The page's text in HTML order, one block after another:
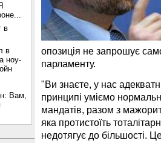
в
в
ноу-
Вам,
опозиція не запрошує
парламенту.
"Ви знаєте, у нас
принципі уміємо
мандатів, разом з
яка протистоїть
недотягує до більшості.